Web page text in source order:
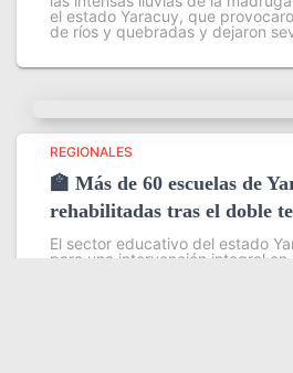
el estado Yaracuy, que
de ríos y quebradas y dejaron
REGIONALES
🏫 Más de 60 escuelas de
rehabilitadas tras el doble
El sector educativo del estado
para una intervención integral